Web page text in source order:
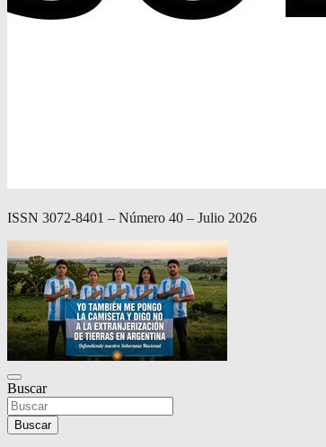
ISSN 3072-8401 – Número 40 – Julio 2026
Buscar
Buscar